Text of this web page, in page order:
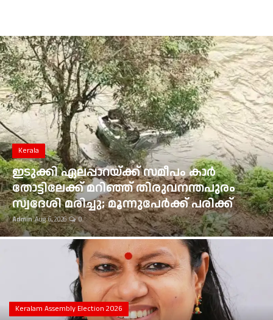
Entertainment
Sports
Food
Gulf News
Loksabha Election 2024
Technology
Health
Jobs Mall
Career
Kerala
ഭൂമി തരംമാറ്റ അപേക്ഷ: കോടതി
ഉത്തരവുകൾ ആവർത്തിച്ച് ലംഘിച്ച
മൂവാറ്റുപുഴ ആർഡിഒയ്ക്ക് 25,000 രൂപ
പിഴ
Admin Aug 6, 2026 0
Keralam Assembly Election 2026